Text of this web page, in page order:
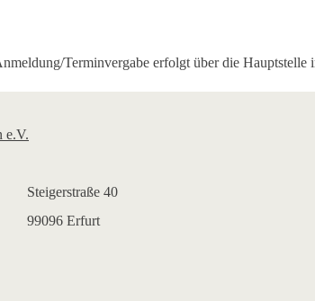
Terminvergabe erfolgt über die Hauptstelle
Steigerstraße 40
99096 Erfurt